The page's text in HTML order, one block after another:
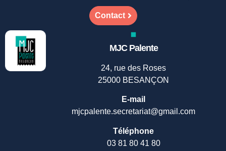
Contact
MJC Palente
24, rue des Roses
25000 BESANÇON
E-mail
mjcpalente.secretariat@gmail.com
Téléphone
03 81 80 41 80